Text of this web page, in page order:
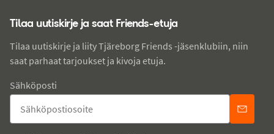
Tilaa uutiskirje ja saat Friends-etuja
Tilaa uutiskirje ja liity Tjäreborg Friends -jäsenklubiin, niin
saat parhaat tarjoukset ja kivoja etuja.
Sähköposti